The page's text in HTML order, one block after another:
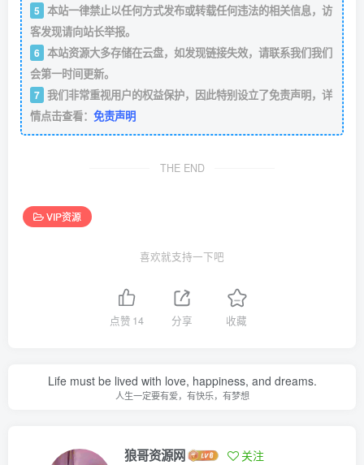
5 本站一律禁止以任何方式发布或转载任何违法的相关信息，访
客发现请向站长举报。
6 本站资源大多存储在云盘，如发现链接失效，请联系我们我们
会第一时间更新。
7 我们非常重视用户的权益保护，因此特别设立了免责声明，详
情点击查看： 免责声明
THE END
VIP资源
喜欢就支持一下吧
点赞 14 分享 收藏
Life must be lived with love, happiness, and dreams.
人生一定要有爱，有快乐，有梦想
狼哥资源网 关注